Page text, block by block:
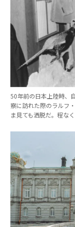
50年前の日本上陸時、
察に訪れた際のラルフ
ま見ても洒脱だ。程な